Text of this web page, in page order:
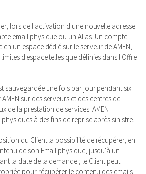
lors de l'activation d'une nouvelle adresse
email physique ou un Alias. Un compte
un espace dédié sur le serveur de AMEN,
d'espace telles que définies dans l'Offre
sauvegardée une fois par jour pendant six
sur des serveurs et des centres de
de la prestation de services. AMEN
à des fins de reprise après sinistre.
du Client la possibilité de récupérer, en
de son Email physique, jusqu'à un
la date de la demande ; le Client peut
pour récupérer le contenu des emails